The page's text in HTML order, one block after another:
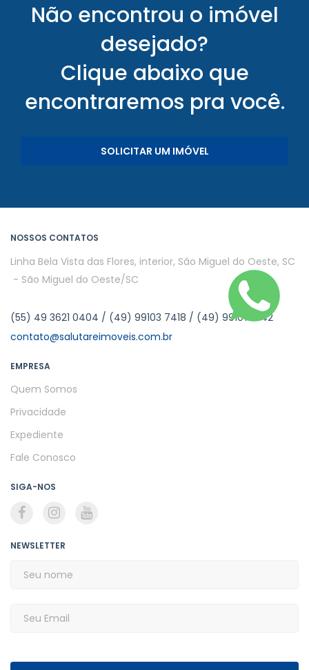
Não encontrou o imóvel
desejado?
Clique abaixo que
encontraremos pra você.
SOLICITAR UM IMÓVEL
NOSSOS CONTATOS
Linha Bela Vista das Flores, interior, São Miguel do Oeste, SC
- São Miguel do Oeste/SC
(55) 49 3621 0404 / (49) 99103 7418 / (49) 991073542
contato@salutareimoveis.com.br
EMPRESA
Quem Somos
Privacidade
Expediente
Fale Conosco
SIGA-NOS
NEWSLETTER